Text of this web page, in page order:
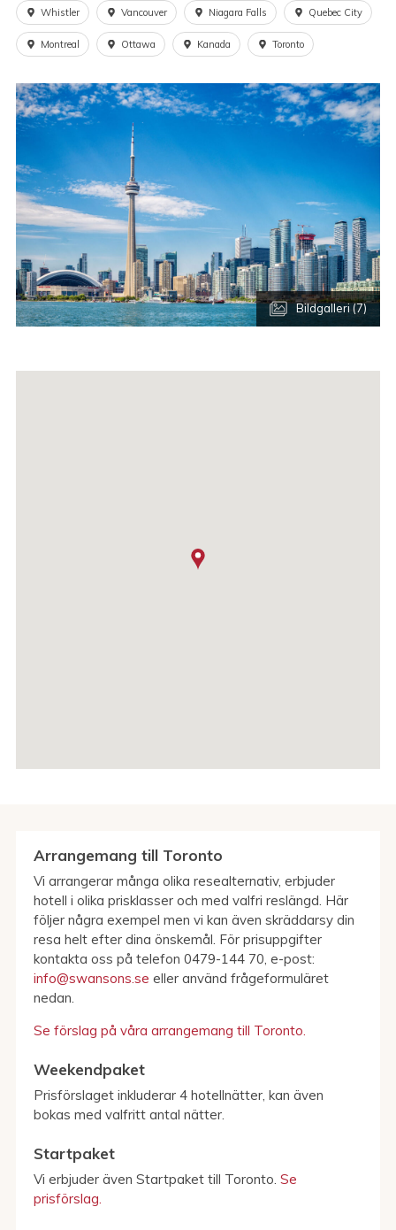
Whistler Vancouver Niagara Falls Quebec City
Montreal Ottawa Kanada Toronto
Bildgalleri (7)
Arrangemang till Toronto
Vi arrangerar många olika resealternativ, erbjuder
hotell i olika prisklasser och med valfri reslängd. Här
följer några exempel men vi kan även skräddarsy din
resa helt efter dina önskemål. För prisuppgifter
kontakta oss på telefon 0479-144 70, e-post:
info@swansons.se eller använd frågeformuläret
nedan.
Se förslag på våra arrangemang till Toronto.
Weekendpaket
Prisförslaget inkluderar 4 hotellnätter, kan även
bokas med valfritt antal nätter.
Startpaket
Vi erbjuder även Startpaket till Toronto. Se
prisförslag.